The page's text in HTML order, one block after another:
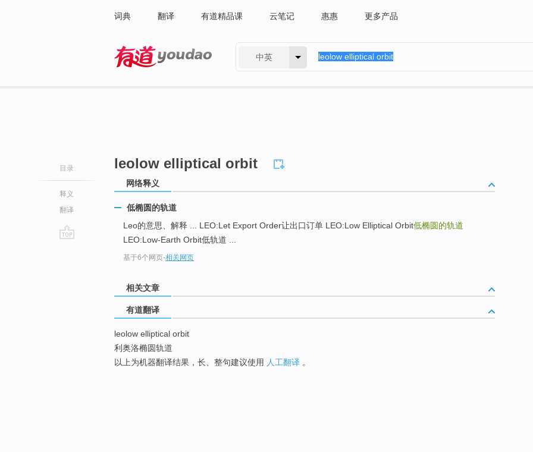
词典 翻译 有道精品课 云笔记 惠惠 更多产品
中英
目录
释义
翻译
leolow elliptical orbit
网络释义
低椭圆的轨道
Leo的意思、解释 ... LEO:Let Export Order让出口订单 LEO:Low Elliptical Orbit低椭圆的轨道
LEO:Low-Earth Orbit低轨道 ...
基于6个网页-相关网页
相关文章
有道翻译
leolow elliptical orbit
利奥洛椭圆轨道
以上为机器翻译结果，长、整句建议使用 人工翻译 。